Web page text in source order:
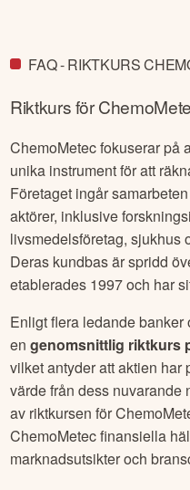
FAQ - RIKTKURS
Riktkurs för
ChemoMetec fokuserar på
unika instrument för att
Företaget ingår
aktörer, inklusive
livsmedelsföretag, sjukhus
Deras kundbas är spridd
etablerades 1997 och har
Enligt flera ledande
engenomsnittlig riktkurs
vilket antyder att aktien har
värde från dess
av riktkursen för
ChemoMetecfinansiella
marknadsutsikter och